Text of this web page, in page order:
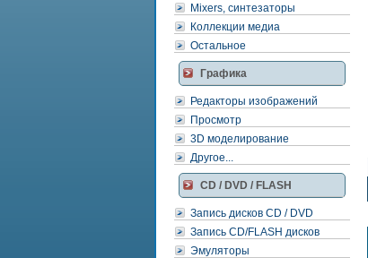
Mixers, синтезаторы
Коллекции медиа
Остальное
Графика
Редакторы изображений
Просмотр
3D моделирование
Другое...
CD / DVD / FLASH
Запись дисков CD / DVD
Запись CD/FLASH дисков
Эмуляторы